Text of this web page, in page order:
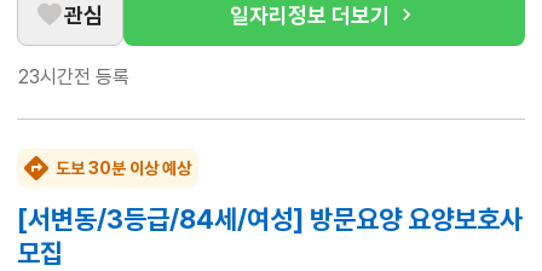
관심 일자리정보 더보기
23시간전 등록
도보 30분 이상 예상
[서변동/3등급/84세/여성] 방문요양 요양보호사
모집